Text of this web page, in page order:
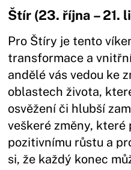
Štír (23. října – 21.
Pro Štíry je tento
transformace a
andělé vás vedou ke
oblastech života,
osvěžení či hlubší
veškeré změny, které
pozitivnímu růstu a
si, že každý konec